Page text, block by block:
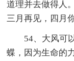
道理并去做得人
三月再见，四月
54、大风可以
蝶，因为生命的